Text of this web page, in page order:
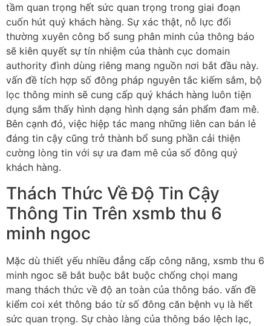
tầm quan trọng hết sức quan trọng trong giai đoạn
cuốn hút quý khách hàng. Sự xác thật, nỗ lực đổi
thường xuyên công bổ sung phân minh của thông báo
sẽ kiên quyết sự tín nhiệm của thành cục domain
authority đình dùng riêng mang nguồn nơi bắt đầu này.
vấn đề tích hợp số đông pháp nguyên tắc kiếm sắm, bộ
lọc thông minh sẽ cung cấp quý khách hàng luôn tiện
dụng sắm thấy hình dạng hình dạng sản phẩm đam mê.
Bên cạnh đó, việc hiệp tác mang những liên can bán lẻ
đáng tin cậy cũng trở thành bổ sung phần cải thiện
cường lòng tin với sự ưa đam mê của số đông quý
khách hàng.
Thách Thức Về Độ Tin Cậy
Thông Tin Trên xsmb thu 6
minh ngoc
Mặc dù thiết yếu nhiều đẳng cấp công năng, xsmb thu 6
minh ngoc sẽ bắt buộc bắt buộc chống chọi mang
mang thách thức về độ an toàn của thông báo. vấn đề
kiểm coi xét thông báo từ số đông căn bệnh vụ là hết
sức quan trọng. Sự chào làng của thông báo lệch lạc,